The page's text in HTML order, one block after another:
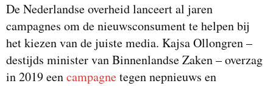
De Nederlandse overheid lanceert al jaren
campagnes om de nieuwsconsument te helpen bij
het kiezen van de juiste media. Kajsa Ollongren –
destijds minister van Binnenlandse Zaken – overzag
in 2019 eencampagnetegen nepnieuws en